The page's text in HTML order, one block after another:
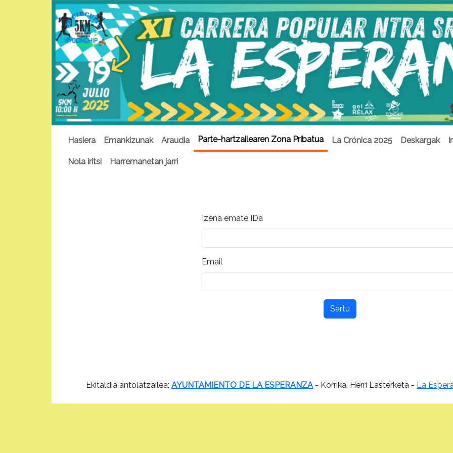
Hasiera Emankizunak Araudia Parte-hartzailearen Zona Pribatua La Crónica 2025 Deskargak
Nola iritsi Harremanetan jarri
Izena emate IDa
Email
Sartu
Ekitaldia antolatzailea: AYUNTAMIENTO DE LA ESPERANZA- Korrika, Herri Lasterketa - La